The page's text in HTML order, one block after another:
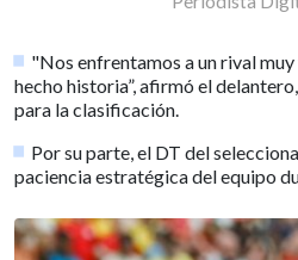
"Nos enfrentamos a un rival
hecho historia”, afirmó el
para la clasificación.
Por su parte, el DT del
paciencia estratégica del equipo